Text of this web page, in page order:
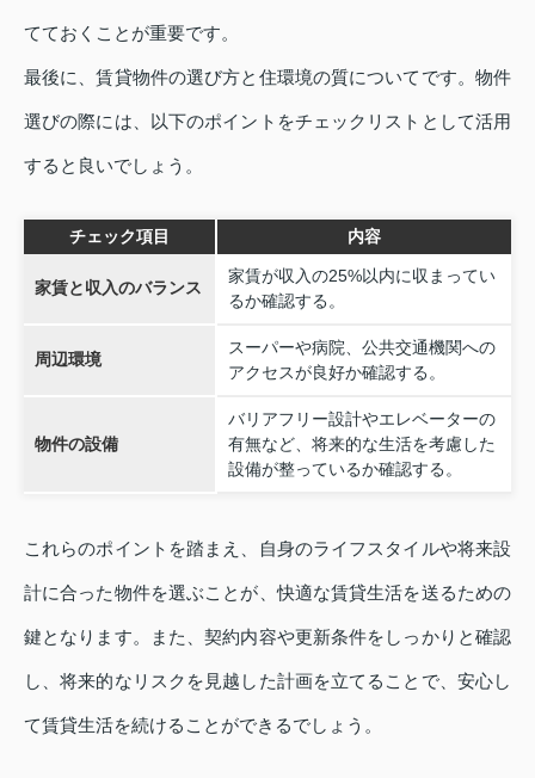
てておくことが重要です。
最後に、賃貸物件の選び方と住環境の質についてです。物件
選びの際には、以下のポイントをチェックリストとして活用
すると良いでしょう。
チェック項目 内容
家賃と収入のバランス
家賃が収入の25%以内に収まってい
るか確認する。
周辺環境
スーパーや病院、公共交通機関への
アクセスが良好か確認する。
物件の設備
バリアフリー設計やエレベーターの
有無など、将来的な生活を考慮した
設備が整っているか確認する。
これらのポイントを踏まえ、自身のライフスタイルや将来設
計に合った物件を選ぶことが、快適な賃貸生活を送るための
鍵となります。また、契約内容や更新条件をしっかりと確認
し、将来的なリスクを見越した計画を立てることで、安心し
て賃貸生活を続けることができるでしょう。